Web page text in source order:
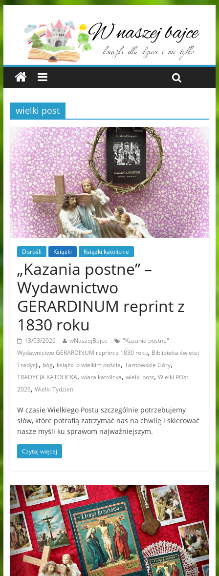
wielki post
Dorośli Książki Książki katolickie
„Kazania postne” –
Wydawnictwo
GERARDINUM reprint z
1830 roku
13/03/2026 wNaszejBajce
"Kazania postne" -
Wydawnictwo GERARDINUM reprint z 1830 roku, Biblioteka świętej
Tradycji, bóg, książki o wielkim poście, Tarnowskie Góry,
TRADYCJA KATOLICKA, wiara katolicka, wielki post, Wielki POst
2026, Wielki Tydzień
W czasie Wielkiego Postu szczególnie potrzebujemy
słów, które potrafią zatrzymać nas na chwilę i skierować
nasze myśli ku sprawom najważniejszym.
Czytaj więcej